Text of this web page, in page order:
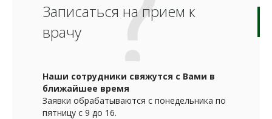
Записаться на прием к
врачу
Наши сотрудники свяжутся с Вами в
ближайшее время
Заявки обрабатываются с понедельника по
пятницу с 9 до 16.